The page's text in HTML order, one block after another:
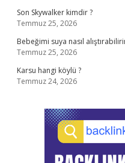
Son Skywalker kimdir ?
Temmuz 25, 2026
Bebeğimi suya nasıl
Temmuz 25, 2026
Karsu hangi köylü ?
Temmuz 24, 2026